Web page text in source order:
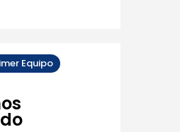
Equipo